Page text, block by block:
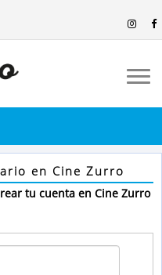
en Cine Zurro
tu cuenta en Cine Zurro